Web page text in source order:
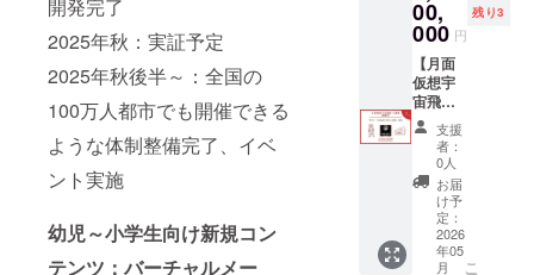
開発完了
2025年秋：実証予定
2025年秋後半～：全国の
100万人都市でも開催できる
ような体制整備完了、イベ
ント実施
幼児～小学生向け新規コン
テンツ：バーチャルメー
にてご
連絡い
たしま
す。
緒に
行っ
て、最
終的に
VRコン
テンツ
として
実現し
ます。
※企業・
団体様
の場合
は、備
考欄に
00,
000 円
残り3
【月面
仮想宇
宙飛行
士訓
練 開
催権】※
企業・
団体様
のみ
「月面
仮想宇
支援
者：
0人
お届
け予
定：
2026
年05
月
こ